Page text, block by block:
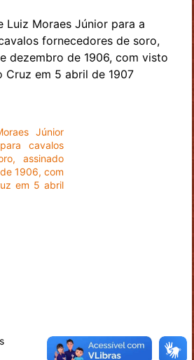
Júnior
cavalos
assinado
1906, com
em 5 abril